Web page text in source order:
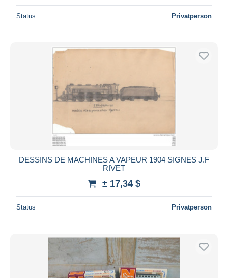
Status Privatperson
DESSINS DE MACHINES A VAPEUR 1904 SIGNES J.F
RIVET
± 17,34 $
Status Privatperson